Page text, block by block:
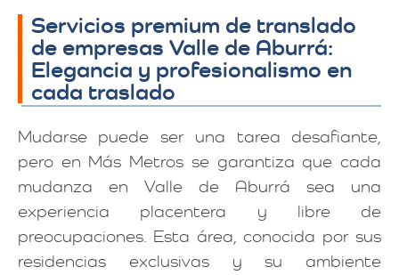
Servicios premium de translado
de empresas Valle de Aburrá:
Elegancia y profesionalismo en
cada traslado
Mudarse puede ser una tarea desafiante,
pero en Más Metros se garantiza que cada
mudanza en Valle de Aburrá sea una
experiencia placentera y libre de
preocupaciones. Esta área, conocida por sus
residencias exclusivas y su ambiente